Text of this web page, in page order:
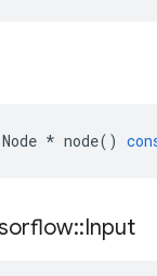
Node * node()
::Input